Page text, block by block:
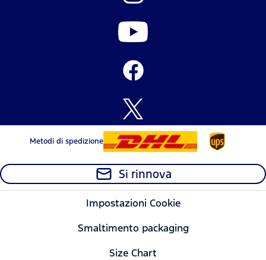
Metodi di spedizione
Si rinnova
Impostazioni Cookie
Smaltimento packaging
Size Chart